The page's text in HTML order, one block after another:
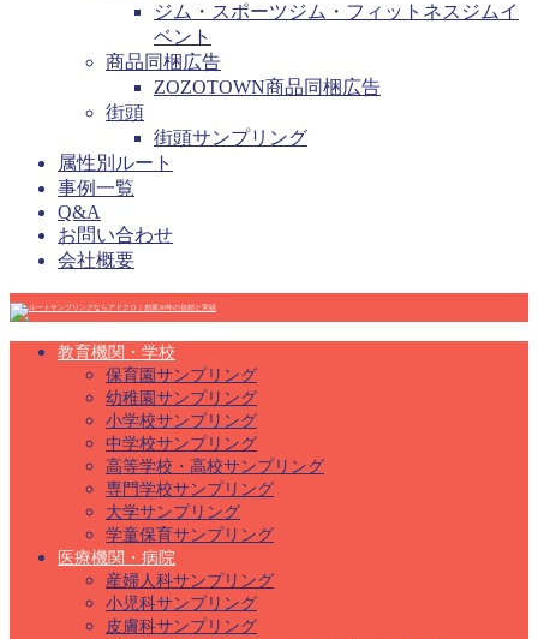
ジム・スポーツジム・フィットネスジムイ
ベント
商品同梱広告
ZOZOTOWN商品同梱広告
街頭
街頭サンプリング
属性別ルート
事例一覧
Q&A
お問い合わせ
会社概要
教育機関・学校
保育園サンプリング
幼稚園サンプリング
小学校サンプリング
中学校サンプリング
高等学校・高校サンプリング
専門学校サンプリング
大学サンプリング
学童保育サンプリング
医療機関・病院
産婦人科サンプリング
小児科サンプリング
皮膚科サンプリング